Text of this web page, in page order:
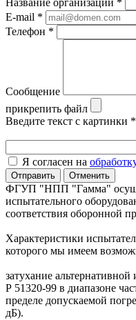
Название организации *
E-mail *
Телефон *
Сообщение
прикрепить файл
Введите текст с картинки *
Я согласен на
Отправить Отменить
ФГУП "НПП "Гамма"
испытательного
соответствия оборонной
Характеристики
которого мы имеем
затухание
Р 51320-99 в диапазоне
пределе допускаемой
дБ).